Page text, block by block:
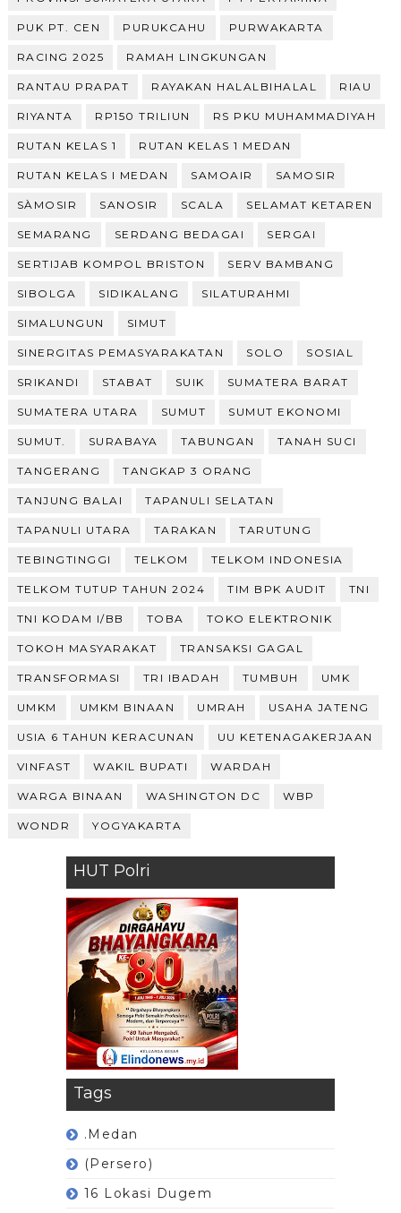
PUK PT. CEN PURUKCAHU PURWAKARTA
RACING 2025 RAMAH LINGKUNGAN
RANTAU PRAPAT RAYAKAN HALALBIHALAL RIAU
RIYANTA RP150 TRILIUN RS PKU MUHAMMADIYAH
RUTAN KELAS 1 RUTAN KELAS 1 MEDAN
RUTAN KELAS I MEDAN SAMOAIR SAMOSIR
SÀMOSIR SANOSIR SCALA SELAMAT KETAREN
SEMARANG SERDANG BEDAGAI SERGAI
SERTIJAB KOMPOL BRISTON SERV BAMBANG
SIBOLGA SIDIKALANG SILATURAHMI
SIMALUNGUN SIMUT
SINERGITAS PEMASYARAKATAN SOLO SOSIAL
SRIKANDI STABAT SUIK SUMATERA BARAT
SUMATERA UTARA SUMUT SUMUT EKONOMI
SUMUT. SURABAYA TABUNGAN TANAH SUCI
TANGERANG TANGKAP 3 ORANG
TANJUNG BALAI TAPANULI SELATAN
TAPANULI UTARA TARAKAN TARUTUNG
TEBINGTINGGI TELKOM TELKOM INDONESIA
TELKOM TUTUP TAHUN 2024 TIM BPK AUDIT TNI
TNI KODAM I/BB TOBA TOKO ELEKTRONIK
TOKOH MASYARAKAT TRANSAKSI GAGAL
TRANSFORMASI TRI IBADAH TUMBUH UMK
UMKM UMKM BINAAN UMRAH USAHA JATENG
USIA 6 TAHUN KERACUNAN UU KETENAGAKERJAAN
VINFAST WAKIL BUPATI WARDAH
WARGA BINAAN WASHINGTON DC WBP
WONDR YOGYAKARTA
HUT Polri
Tags
.Medan
(Persero)
16 Lokasi Dugem